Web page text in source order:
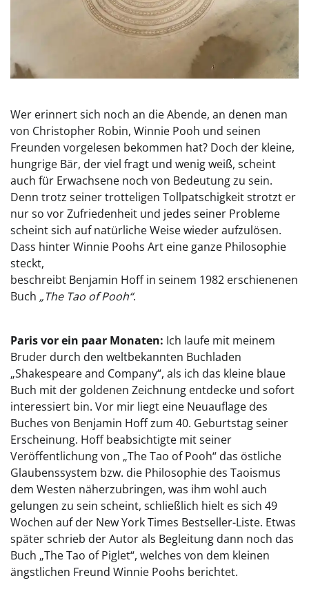
Wer erinnert sich noch an die Abende, an denen man
von Christopher Robin, Winnie Pooh und seinen
Freunden vorgelesen bekommen hat? Doch der kleine,
hungrige Bär, der viel fragt und wenig weiß, scheint
auch für Erwachsene noch von Bedeutung zu sein.
Denn trotz seiner trotteligen Tollpatschigkeit strotzt er
nur so vor Zufriedenheit und jedes seiner Probleme
scheint sich auf natürliche Weise wieder aufzulösen.
Dass hinter Winnie Poohs Art eine ganze Philosophie
steckt,
beschreibt Benjamin Hoff in seinem 1982 erschienenen
Buch „The Tao of Pooh“.
Paris vor ein paar Monaten: Ich laufe mit meinem
Bruder durch den weltbekannten Buchladen
„Shakespeare and Company“, als ich das kleine blaue
Buch mit der goldenen Zeichnung entdecke und sofort
interessiert bin. Vor mir liegt eine Neuauflage des
Buches von Benjamin Hoff zum 40. Geburtstag seiner
Erscheinung. Hoff beabsichtigte mit seiner
Veröffentlichung von „The Tao of Pooh“ das östliche
Glaubenssystem bzw. die Philosophie des Taoismus
dem Westen näherzubringen, was ihm wohl auch
gelungen zu sein scheint, schließlich hielt es sich 49
Wochen auf der New York Times Bestseller-Liste. Etwas
später schrieb der Autor als Begleitung dann noch das
Buch „The Tao of Piglet“, welches von dem kleinen
ängstlichen Freund Winnie Poohs berichtet.